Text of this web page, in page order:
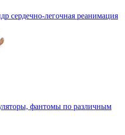
сердечно-легочная реанимация
фантомы по различным